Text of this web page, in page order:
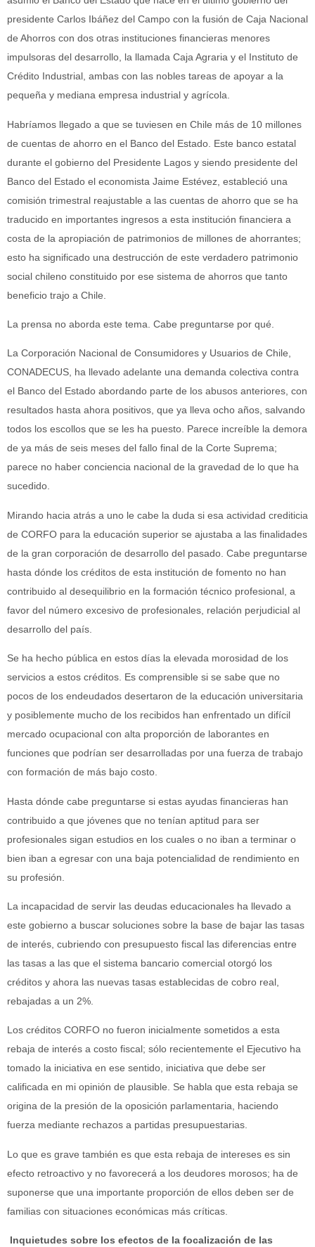
presidente Carlos Ibáñez del Campo con la fusión de Caja Nacional
de Ahorros con dos otras instituciones financieras menores
impulsoras del desarrollo, la llamada Caja Agraria y el Instituto de
Crédito Industrial, ambas con las nobles tareas de apoyar a la
pequeña y mediana empresa industrial y agrícola.
Habríamos llegado a que se tuviesen en Chile más de 10 millones
de cuentas de ahorro en el Banco del Estado. Este banco estatal
durante el gobierno del Presidente Lagos y siendo presidente del
Banco del Estado el economista Jaime Estévez, estableció una
comisión trimestral reajustable a las cuentas de ahorro que se ha
traducido en importantes ingresos a esta institución financiera a
costa de la apropiación de patrimonios de millones de ahorrantes;
esto ha significado una destrucción de este verdadero patrimonio
social chileno constituido por ese sistema de ahorros que tanto
beneficio trajo a Chile.
La prensa no aborda este tema. Cabe preguntarse por qué.
La Corporación Nacional de Consumidores y Usuarios de Chile,
CONADECUS, ha llevado adelante una demanda colectiva contra
el Banco del Estado abordando parte de los abusos anteriores, con
resultados hasta ahora positivos, que ya lleva ocho años, salvando
todos los escollos que se les ha puesto. Parece increíble la demora
de ya más de seis meses del fallo final de la Corte Suprema;
parece no haber conciencia nacional de la gravedad de lo que ha
sucedido.
Mirando hacia atrás a uno le cabe la duda si esa actividad crediticia
de CORFO para la educación superior se ajustaba a las finalidades
de la gran corporación de desarrollo del pasado. Cabe preguntarse
hasta dónde los créditos de esta institución de fomento no han
contribuido al desequilibrio en la formación técnico profesional, a
favor del número excesivo de profesionales, relación perjudicial al
desarrollo del país.
Se ha hecho pública en estos días la elevada morosidad de los
servicios a estos créditos. Es comprensible si se sabe que no
pocos de los endeudados desertaron de la educación universitaria
y posiblemente mucho de los recibidos han enfrentado un difícil
mercado ocupacional con alta proporción de laborantes en
funciones que podrían ser desarrolladas por una fuerza de trabajo
con formación de más bajo costo.
Hasta dónde cabe preguntarse si estas ayudas financieras han
contribuido a que jóvenes que no tenían aptitud para ser
profesionales sigan estudios en los cuales o no iban a terminar o
bien iban a egresar con una baja potencialidad de rendimiento en
su profesión.
La incapacidad de servir las deudas educacionales ha llevado a
este gobierno a buscar soluciones sobre la base de bajar las tasas
de interés, cubriendo con presupuesto fiscal las diferencias entre
las tasas a las que el sistema bancario comercial otorgó los
créditos y ahora las nuevas tasas establecidas de cobro real,
rebajadas a un 2%.
Los créditos CORFO no fueron inicialmente sometidos a esta
rebaja de interés a costo fiscal; sólo recientemente el Ejecutivo ha
tomado la iniciativa en ese sentido, iniciativa que debe ser
calificada en mi opinión de plausible. Se habla que esta rebaja se
origina de la presión de la oposición parlamentaria, haciendo
fuerza mediante rechazos a partidas presupuestarias.
Lo que es grave también es que esta rebaja de intereses es sin
efecto retroactivo y no favorecerá a los deudores morosos; ha de
suponerse que una importante proporción de ellos deben ser de
familias con situaciones económicas más críticas.
Inquietudes sobre los efectos de la focalización de las